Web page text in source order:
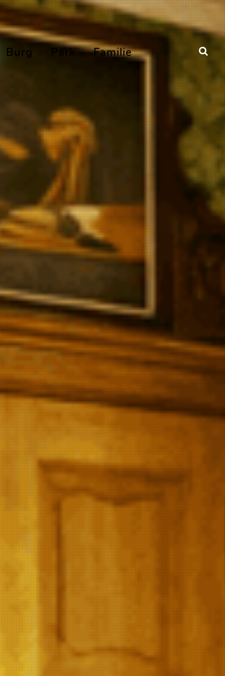
Burg Park Familie